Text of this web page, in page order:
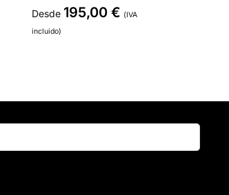
Desde 195,00 € (IVA
incluido)